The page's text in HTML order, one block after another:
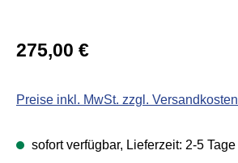
Regulärer Preis:
275,00 €
Preise inkl. MwSt. zzgl. Versandkosten
sofort verfügbar, Lieferzeit: 2-5 Tage